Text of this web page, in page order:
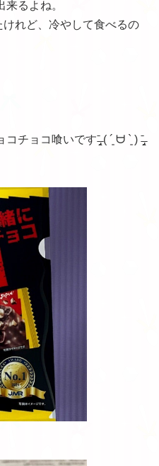
るよね。
れど、冷やして食べるの
チョコ喰いですˉ̶̡̭̭ ( ´͈ ᗨ `͈ ) ˉ̶̡̭̭